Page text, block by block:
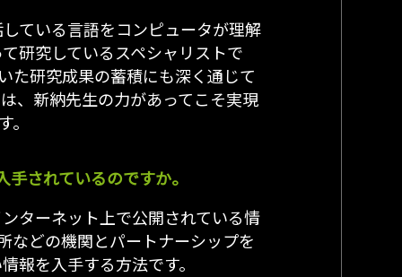
ている言語をコンピュータが理解
研究しているスペシャリストで
た研究成果の蓄積にも深く通じて
、新納先生の力があってこそ実現
されているのですか。
ターネット上で公開されている情
などの機関とパートナーシップを
報を入手する方法です。